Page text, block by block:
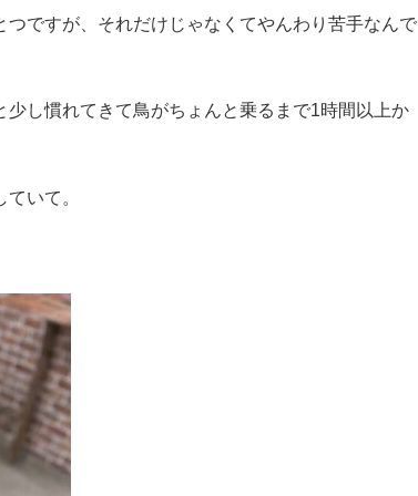
ですが、それだけじゃなくてやんわり苦手なんで
し慣れてきて鳥がちょんと乗るまで1時間以上か
いて。